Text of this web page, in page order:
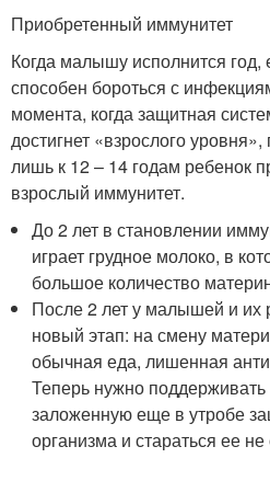
Приобретенный иммунитет
Когда малышу исполнится год,
способен бороться с
момента, когда защитная
достигнет «взрослого
лишь к 12 – 14 годам ребенок
взрослый иммунитет.
До 2 лет в становлении
играет грудное молоко, в
большое количество
После 2 лет у малышей и их
новый этап: на смену
обычная еда, лишенная
Теперь нужно
заложенную еще в утробе
организма и стараться ее не